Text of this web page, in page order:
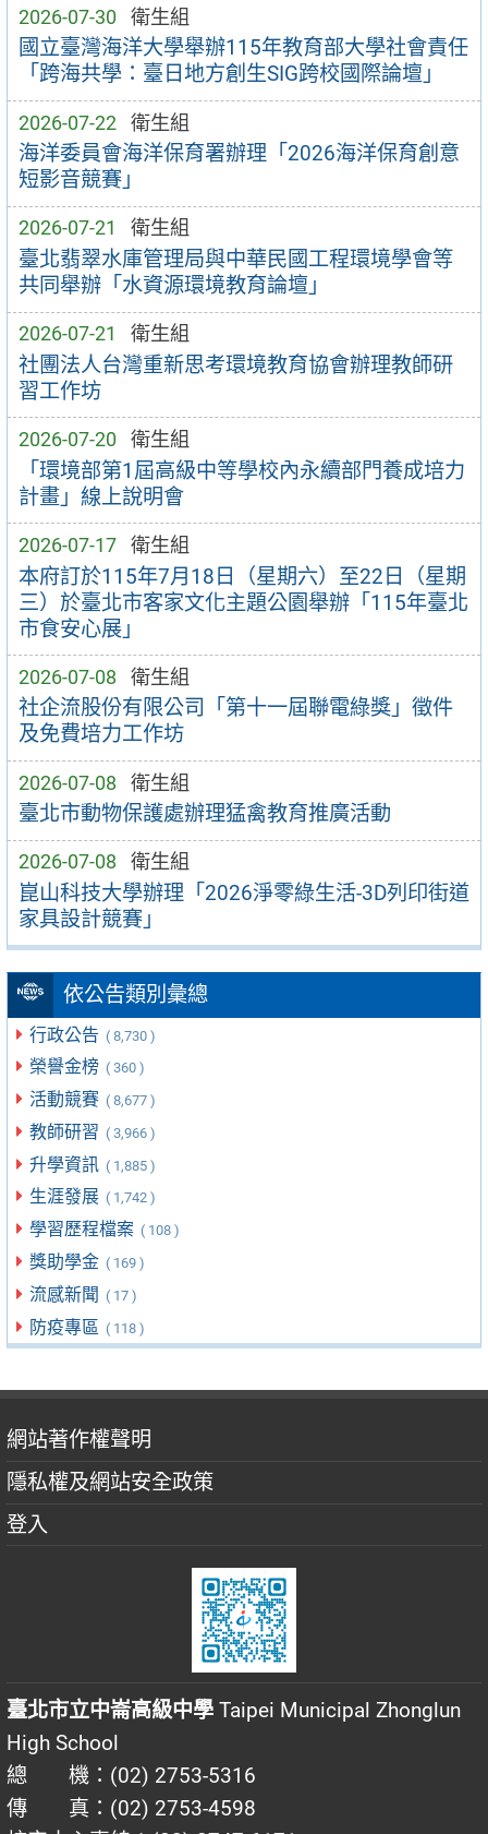
2026-07-30 衛生組
國立臺灣海洋大學舉辦115年教育部大學社會責任
「跨海共學：臺日地方創生SIG跨校國際論壇」
2026-07-22 衛生組
海洋委員會海洋保育署辦理「2026海洋保育創意
短影音競賽」
2026-07-21 衛生組
臺北翡翠水庫管理局與中華民國工程環境學會等
共同舉辦「水資源環境教育論壇」
2026-07-21 衛生組
社團法人台灣重新思考環境教育協會辦理教師研
習工作坊
2026-07-20 衛生組
「環境部第1屆高級中等學校內永續部門養成培力
計畫」線上說明會
2026-07-17 衛生組
本府訂於115年7月18日（星期六）至22日（星期
三）於臺北市客家文化主題公園舉辦「115年臺北
市食安心展」
2026-07-08 衛生組
社企流股份有限公司「第十一屆聯電綠獎」徵件
及免費培力工作坊
2026-07-08 衛生組
臺北市動物保護處辦理猛禽教育推廣活動
2026-07-08 衛生組
崑山科技大學辦理「2026淨零綠生活-3D列印街道
家具設計競賽」
依公告類別彙總
行政公告 ( 8,730 )
榮譽金榜 ( 360 )
活動競賽 ( 8,677 )
教師研習 ( 3,966 )
升學資訊 ( 1,885 )
生涯發展 ( 1,742 )
學習歷程檔案 ( 108 )
獎助學金 ( 169 )
流感新聞 ( 17 )
防疫專區 ( 118 )
網站著作權聲明
隱私權及網站安全政策
登入
臺北市立中崙高級中學 Taipei Municipal Zhonglun
High School
總 機：(02) 2753-5316
傳 真：(02) 2753-4598